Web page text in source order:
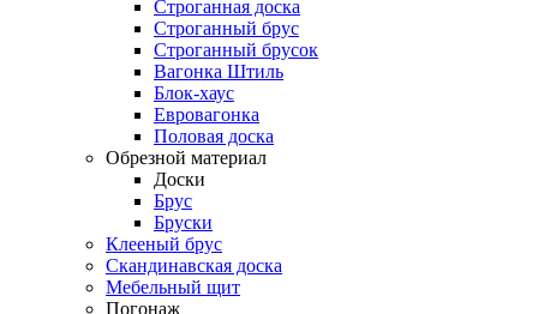
Строганная доска
Строганный брус
Строганный брусок
Вагонка Штиль
Блок-хаус
Евровагонка
Половая доска
Обрезной материал
Доски
Брус
Бруски
Клееный брус
Скандинавская доска
Мебельный щит
Погонаж